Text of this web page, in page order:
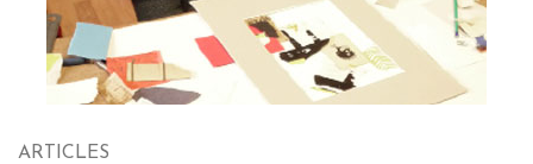
ARTICLES